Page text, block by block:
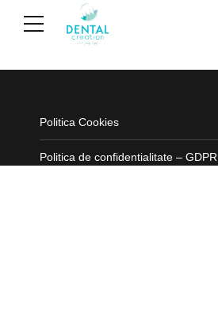
Politica Cookies
Politica de confidentialitate – GDPR